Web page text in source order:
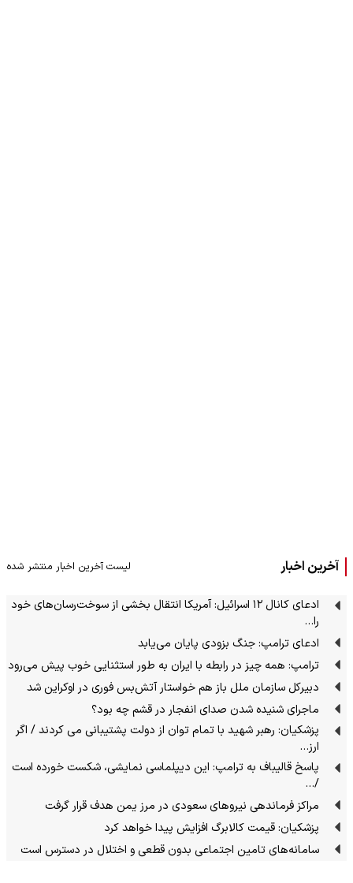
آخرین اخبار لیست آخرین اخبار منتشر شده
ادعای کانال ۱۲ اسرائیل: آمریکا انتقال بخشی از سوخت‌رسان‌های خود
را…
ادعای ترامپ: جنگ بزودی پایان می‌یابد
ترامپ: همه چیز در رابطه با ایران به طور استثنایی خوب پیش می‌رود
دبیرکل سازمان ملل باز هم خواستار آتش‌بس فوری در اوکراین شد
ماجرای شنیده شدن صدای انفجار در قشم چه بود؟
پزشکیان: رهبر شهید با تمام توان از دولت پشتیبانی می کردند / اگر
ارز…
پاسخ قالیباف به ترامپ: این دیپلماسی نمایشی، شکست خورده است
/…
مراکز فرماندهی نیروهای سعودی در مرز یمن هدف قرار گرفت
پزشکیان: قیمت کالابرگ افزایش پیدا خواهد کرد
سامانه‌های تامین اجتماعی بدون قطعی و اختلال در دسترس است